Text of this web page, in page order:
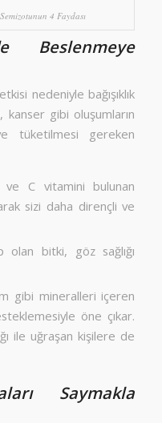
4 Faydası
Beslenmeye
nedeniyle bağışıklık
gibi oluşumların
tüketilmesi gereken
C vitamini bulunan
sizi daha dirençli ve
olan bitki, göz sağlığı
gibi mineralleri içeren
öne çıkar.
ile uğraşan kişilere de
Saymakla